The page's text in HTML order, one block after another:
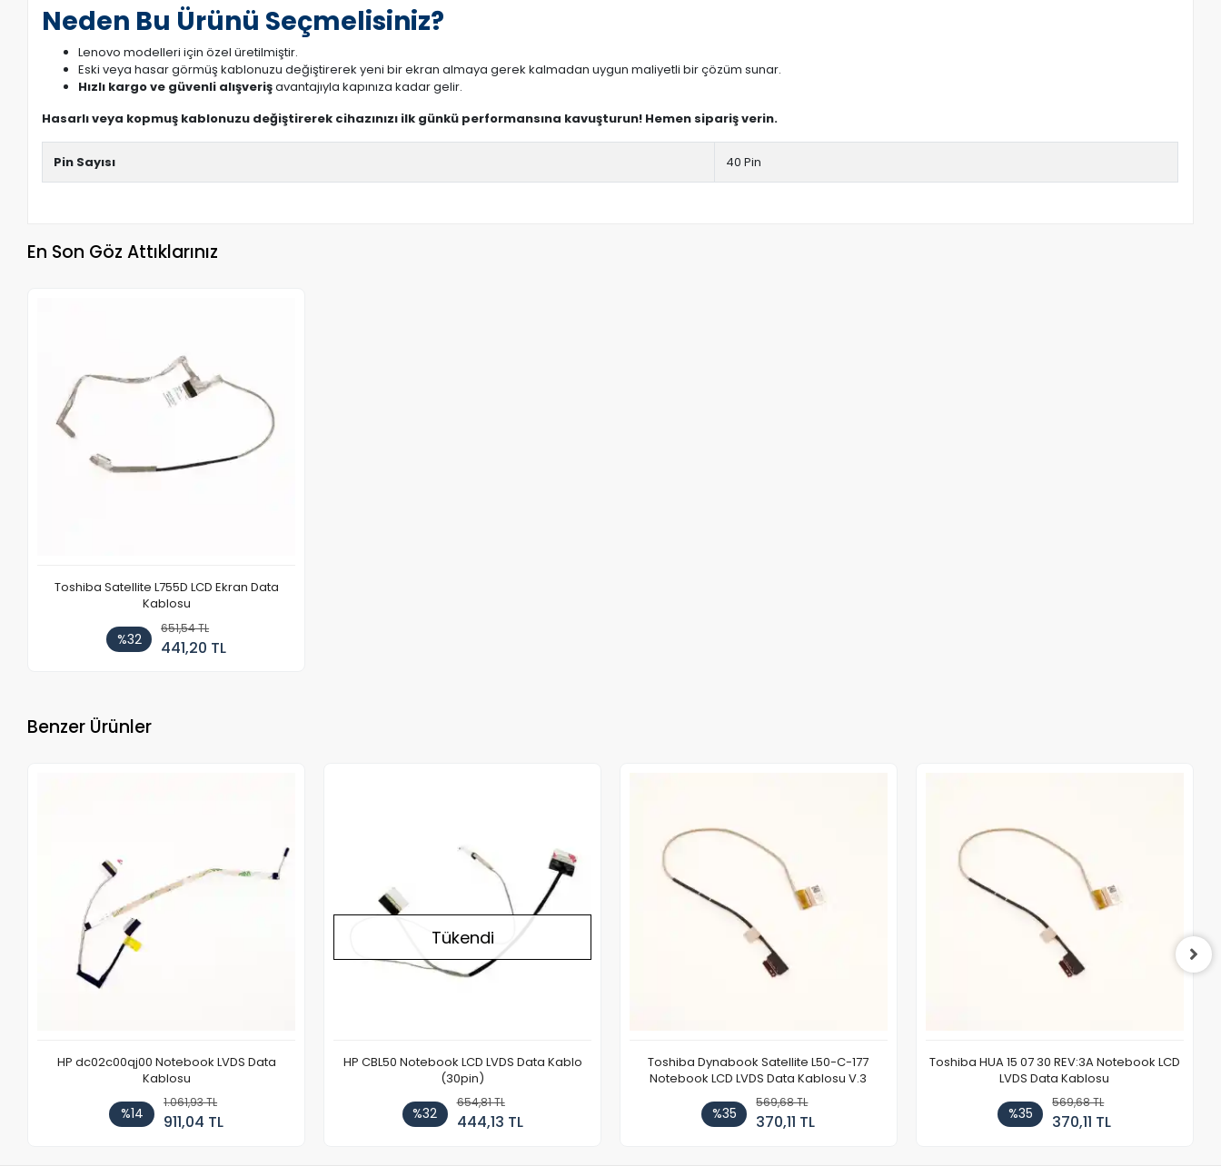
Neden Bu Ürünü Seçmelisiniz?
Lenovo modelleri için özel üretilmiştir.
Eski veya hasar görmüş kablonuzu değiştirerek yeni bir ekran almaya gerek kalmadan uygun maliyetli bir çözüm sunar.
Hızlı kargo ve güvenli alışverişavantajıyla kapınıza kadar gelir.
Hasarlı veya kopmuş kablonuzu değiştirerek cihazınızı ilk günkü performansına kavuşturun! Hemen sipariş verin.
Pin Sayısı 40 Pin
En Son Göz Attıklarınız
Toshiba Satellite L755D LCD Ekran Data
Kablosu
%32
651,54 TL
441,20 TL
Benzer Ürünler
HP dc02c00qj00 Notebook LVDS Data
Kablosu
%14
1.061,93 TL
911,04 TL
Tükendi
HP CBL50 Notebook LCD LVDS Data Kablo
(30pin)
%32
654,81 TL
444,13 TL
Toshiba Dynabook Satellite L50-C-177
Notebook LCD LVDS Data Kablosu V.3
%35
569,68 TL
370,11 TL
Toshiba HUA 15 07 30 REV:3A Notebook LCD
LVDS Data Kablosu
%35
569,68 TL
370,11 TL